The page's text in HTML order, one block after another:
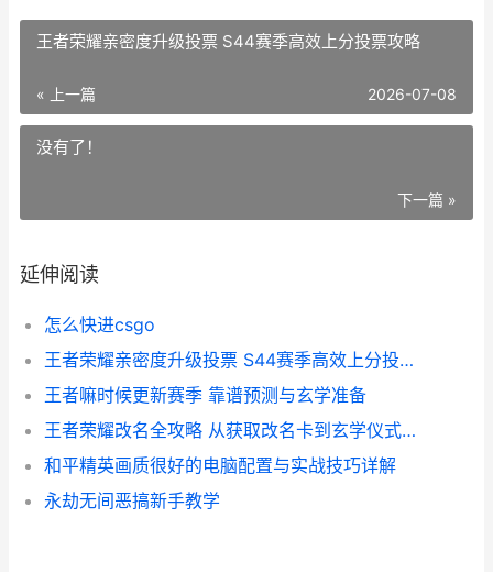
王者荣耀亲密度升级投票 S44赛季高效上分投票攻略
« 上一篇 2026-07-08
没有了！
下一篇 »
延伸阅读
怎么快进csgo
王者荣耀亲密度升级投票 S44赛季高效上分投票攻略
王者嘛时候更新赛季 靠谱预测与玄学准备
王者荣耀改名全攻略 从获取改名卡到玄学仪式一篇搞定
和平精英画质很好的电脑配置与实战技巧详解
永劫无间恶搞新手教学